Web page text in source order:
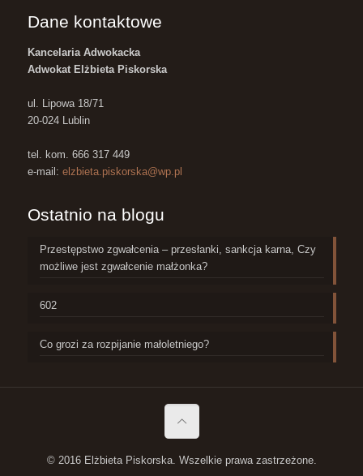
Dane kontaktowe
Kancelaria Adwokacka
Adwokat Elżbieta Piskorska
ul. Lipowa 18/71
20-024 Lublin
tel. kom. 666 317 449
e-mail: elzbieta.piskorska@wp.pl
Ostatnio na blogu
Przestępstwo zgwałcenia – przesłanki, sankcja karna, Czy
możliwe jest zgwałcenie małżonka?
602
Co grozi za rozpijanie małoletniego?
© 2016 Elżbieta Piskorska. Wszelkie prawa zastrzeżone.